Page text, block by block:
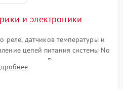
и электроники
реле, датчиков температуры и
цепей питания системы No
вентилятор. Ремонт или замена
при сбоях алгоритмов.